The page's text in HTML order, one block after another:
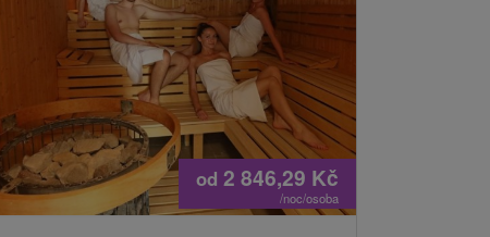
od 2 846,29 Kč
/noc/osoba